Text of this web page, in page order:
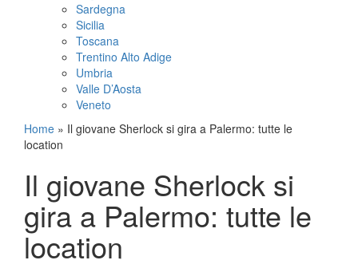
Sardegna
Sicilia
Toscana
Trentino Alto Adige
Umbria
Valle D’Aosta
Veneto
Home » Il giovane Sherlock si gira a Palermo: tutte le
location
Il giovane Sherlock si
gira a Palermo: tutte le
location